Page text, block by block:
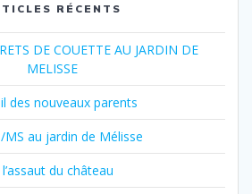
RÉCENTS
DE COUETTE AU JARDIN DE
MELISSE
des nouveaux parents
MS au jardin de Mélisse
du château